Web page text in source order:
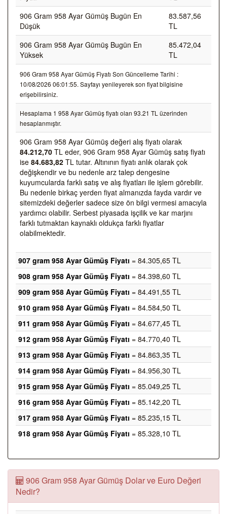
906 Gram 958 Ayar Gümüş Bugün En
Düşük
83.587,56
TL
906 Gram 958 Ayar Gümüş Bugün En
Yüksek
85.472,04
TL
906 Gram 958 Ayar Gümüş Fiyatı Son Güncelleme Tarihi :
10/08/2026 06:01:55. Sayfayı yenileyerek son fiyat bilgisine
erişebilirsiniz.
Hesaplama 1 958 Ayar Gümüş fiyatı olan 93.21 TL üzerinden
hesaplanmıştır.
906 Gram 958 Ayar Gümüş değeri alış fiyatı olarak
84.212,70 TL eder, 906 Gram 958 Ayar Gümüş satış fiyatı
ise 84.683,82 TL tutar. Altınının fiyatı anlık olarak çok
değişkendir ve bu nedenle arz talep dengesine
kuyumcularda farklı satış ve alış fiyatları ile işlem görebilir.
Bu nedenle birkaç yerden fiyat almanızda fayda vardır ve
sitemizdeki değerler sadece size ön bilgi vermesi amacıyla
yardımcı olabilir. Serbest piyasada işçilik ve kar marjını
farklı tutmaktan kaynaklı oldukça farklı fiyatlar
olabilmektedir.
907 gram 958 Ayar Gümüş Fiyatı = 84.305,65 TL
908 gram 958 Ayar Gümüş Fiyatı = 84.398,60 TL
909 gram 958 Ayar Gümüş Fiyatı = 84.491,55 TL
910 gram 958 Ayar Gümüş Fiyatı = 84.584,50 TL
911 gram 958 Ayar Gümüş Fiyatı = 84.677,45 TL
912 gram 958 Ayar Gümüş Fiyatı = 84.770,40 TL
913 gram 958 Ayar Gümüş Fiyatı = 84.863,35 TL
914 gram 958 Ayar Gümüş Fiyatı = 84.956,30 TL
915 gram 958 Ayar Gümüş Fiyatı = 85.049,25 TL
916 gram 958 Ayar Gümüş Fiyatı = 85.142,20 TL
917 gram 958 Ayar Gümüş Fiyatı = 85.235,15 TL
918 gram 958 Ayar Gümüş Fiyatı = 85.328,10 TL
906 Gram 958 Ayar Gümüş Dolar ve Euro Değeri
Nedir?